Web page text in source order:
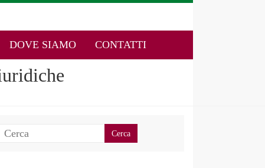
DOVE SIAMO CONTATTI